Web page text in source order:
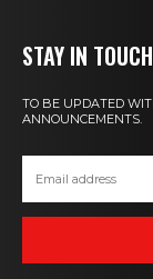
STAY IN TOUCH
TO BE UPDATED
ANNOUNCEMENTS.